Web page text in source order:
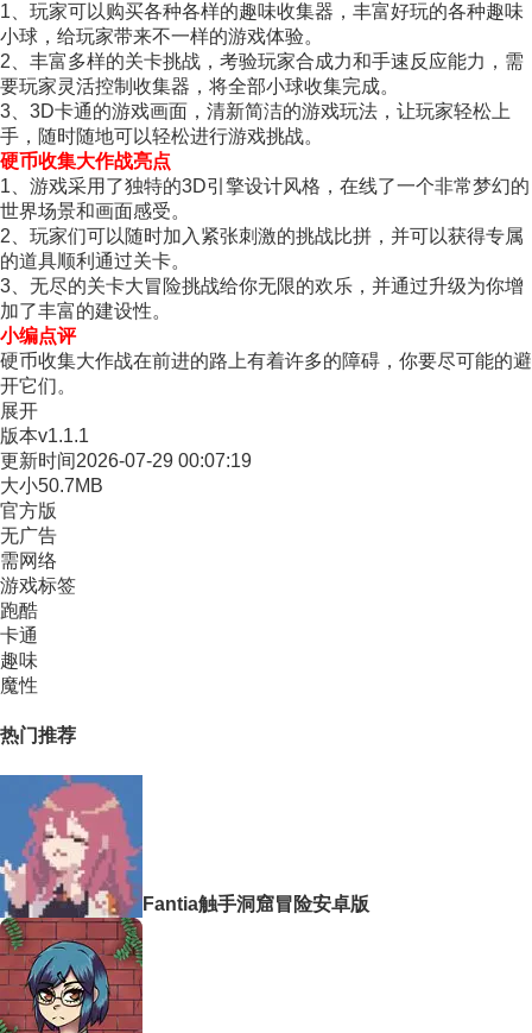
1、玩家可以购买各种各样的趣味收集器，丰富好玩的各种趣味
小球，给玩家带来不一样的游戏体验。
2、丰富多样的关卡挑战，考验玩家合成力和手速反应能力，需
要玩家灵活控制收集器，将全部小球收集完成。
3、3D卡通的游戏画面，清新简洁的游戏玩法，让玩家轻松上
手，随时随地可以轻松进行游戏挑战。
硬币收集大作战亮点
1、游戏采用了独特的3D引擎设计风格，在线了一个非常梦幻的
世界场景和画面感受。
2、玩家们可以随时加入紧张刺激的挑战比拼，并可以获得专属
的道具顺利通过关卡。
3、无尽的关卡大冒险挑战给你无限的欢乐，并通过升级为你增
加了丰富的建设性。
小编点评
硬币收集大作战在前进的路上有着许多的障碍，你要尽可能的避
开它们。
展开
版本v1.1.1
更新时间2026-07-29 00:07:19
大小50.7MB
官方版
无广告
需网络
游戏标签
跑酷
卡通
趣味
魔性
热门推荐
Fantia触手洞窟冒险安卓版